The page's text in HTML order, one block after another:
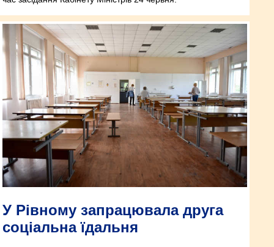
У Рівному запрацювала друга
соціальна їдальня